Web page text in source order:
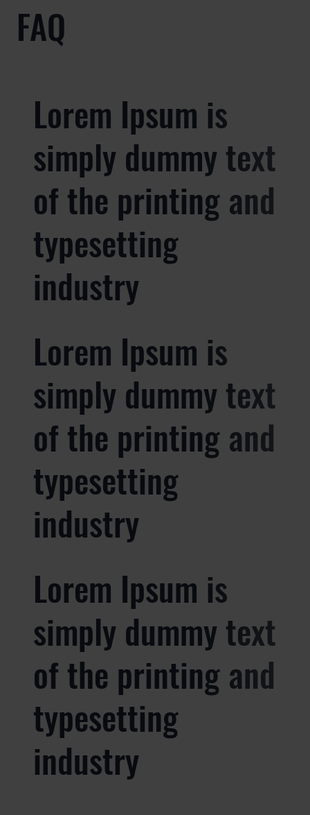
FAQ
Lorem Ipsum is
simply dummy text
of the printing and
typesetting
industry
Lorem Ipsum is
simply dummy text
of the printing and
typesetting
industry
Lorem Ipsum is
simply dummy text
of the printing and
typesetting
industry